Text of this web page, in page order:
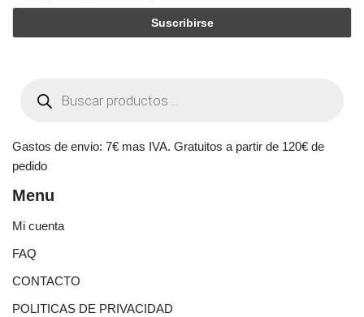
Gastos de envio: 7€ mas IVA. Gratuitos a partir de 120€ de
pedido
Menu
Mi cuenta
FAQ
CONTACTO
POLITICAS DE PRIVACIDAD